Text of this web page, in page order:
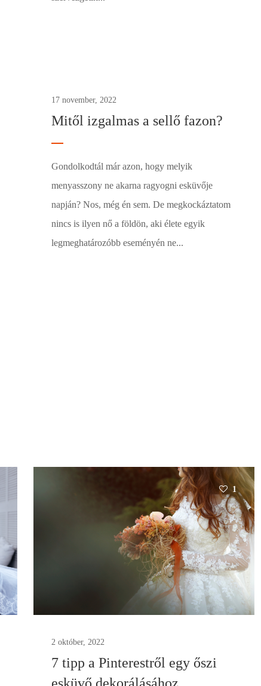
17 november, 2022
Mitől izgalmas a sellő fazon?
Gondolkodtál már azon, hogy melyik
menyasszony ne akarna ragyogni esküvője
napján? Nos, még én sem. De megkockáztatom
nincs is ilyen nő a földön, aki élete egyik
legmeghatározóbb eseményén ne...
1
2 október, 2022
7 tipp a Pinterestről egy őszi